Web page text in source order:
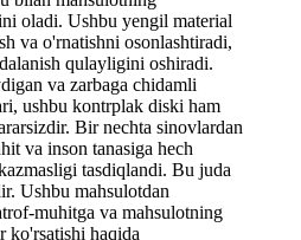
oladi. Ushbu yengil material
va o'rnatishni osonlashtiradi,
qulayligini oshiradi.
va zarbaga chidamli
ushbu kontrplak diski ham
Bir nechta sinovlardan
va inson tanasiga hech
tasdiqlandi. Bu juda
Ushbu mahsulotdan
muhitga va mahsulotning
ko'rsatishi haqida